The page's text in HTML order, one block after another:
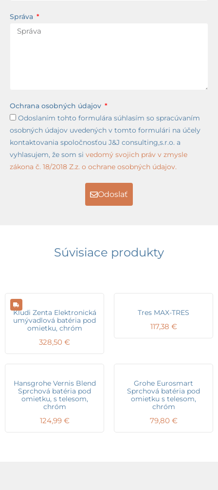
Správa
Ochrana osobných údajov
Odoslaním tohto formulára súhlasím so spracúvaním
osobných údajov uvedených v tomto formulári na účely
kontaktovania spoločnosťou J&J consulting,s.r.o. a
vyhlasujem, že som si vedomý svojich práv v zmysle
zákona č. 18/2018 Z.z. o ochrane osobných údajov.
Odoslať
Súvisiace produkty
Kludi Zenta Elektronická
umývadlová batéria pod
omietku, chróm
328,50 €
Tres MAX-TRES
117,38 €
Hansgrohe Vernis Blend
Sprchová batéria pod
omietku, s telesom,
chróm
124,99 €
Grohe Eurosmart
Sprchová batéria pod
omietku s telesom,
chróm
79,80 €